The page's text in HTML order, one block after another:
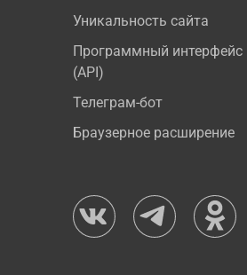
Уникальность сайта
Программный интерфейс
(API)
Телеграм-бот
Браузерное расширение